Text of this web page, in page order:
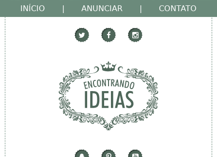
INÍCIO | ANUNCIAR | CONTATO